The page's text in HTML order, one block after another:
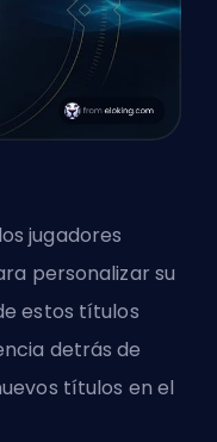
jugadores
personalizar su
estos títulos
detrás de
títulos en el